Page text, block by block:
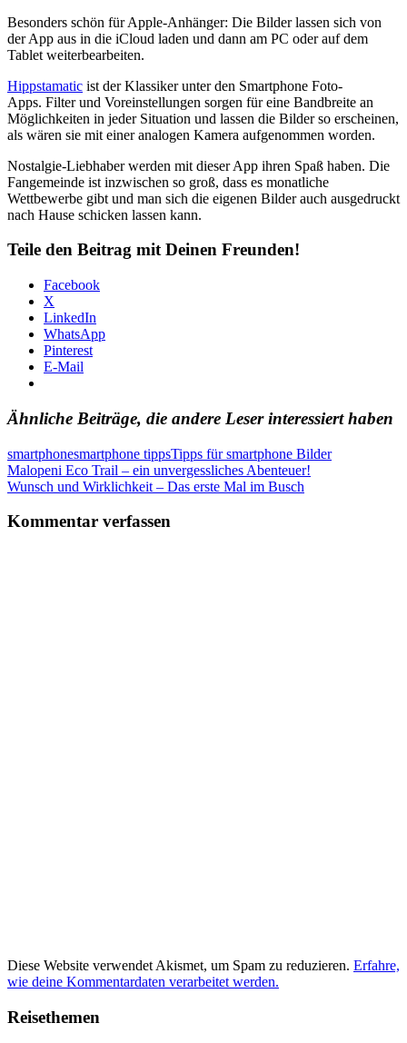
Besonders schön für Apple-Anhänger: Die Bilder lassen sich von
der App aus in die iCloud laden und dann am PC oder auf dem
Tablet weiterbearbeiten.
Hippstamatic ist der Klassiker unter den Smartphone Foto-
Apps. Filter und Voreinstellungen sorgen für eine Bandbreite an
Möglichkeiten in jeder Situation und lassen die Bilder so erscheinen,
als wären sie mit einer analogen Kamera aufgenommen worden.
Nostalgie-Liebhaber werden mit dieser App ihren Spaß haben. Die
Fangemeinde ist inzwischen so groß, dass es monatliche
Wettbewerbe gibt und man sich die eigenen Bilder auch ausgedruckt
nach Hause schicken lassen kann.
Teile den Beitrag mit Deinen Freunden!
Facebook
X
LinkedIn
WhatsApp
Pinterest
E-Mail
Ähnliche Beiträge, die andere Leser interessiert haben
smartphonesmartphone tippsTipps für smartphone Bilder
Beitragsnavigation
Vorheriger
Beitrag:
Malopeni Eco Trail – ein unvergessliches Abenteuer!
Nächster
Wunsch und Wirklichkeit – Das erste Mal im Busch
Kommentar verfassen
Diese Website verwendet Akismet, um Spam zu reduzieren. Erfahre,
wie deine Kommentardaten verarbeitet werden.
Reisethemen